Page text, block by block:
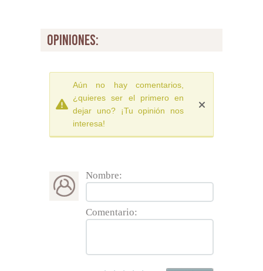
opiniones:
Aún no hay comentarios,
¿quieres ser el primero en
dejar uno? ¡Tu opinión nos
interesa!
Nombre:
Comentario: